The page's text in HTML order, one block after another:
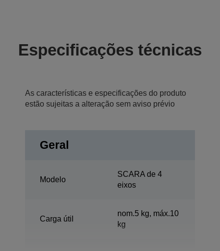
Especificações técnicas
As características e especificações do produto
estão sujeitas a alteração sem aviso prévio
Geral
Modelo
SCARA de 4
eixos
Carga útil
nom.5 kg, máx.10
kg